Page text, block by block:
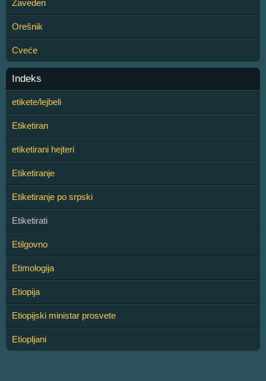
Zaveden
Orešnik
Cveće
Indeks
etikete/lejbeli
Etiketiran
etiketirani hejteri
Etiketiranje
Etiketiranje po srpski
Etiketirati
Etilgovno
Etimologija
Etiopija
Etiopijski ministar prosvete
Etiopljani